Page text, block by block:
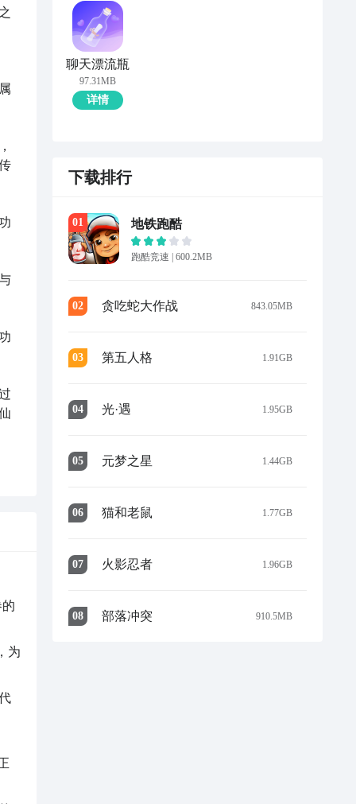
为
聊天漂流瓶
97.31MB
详情
下载排行
01 地铁跑酷
跑酷竞速 | 600.2MB
02 贪吃蛇大作战 843.05MB
03 第五人格 1.91GB
04 光·遇 1.95GB
05 元梦之星 1.44GB
06 猫和老鼠 1.77GB
07 火影忍者 1.96GB
08 部落冲突 910.5MB